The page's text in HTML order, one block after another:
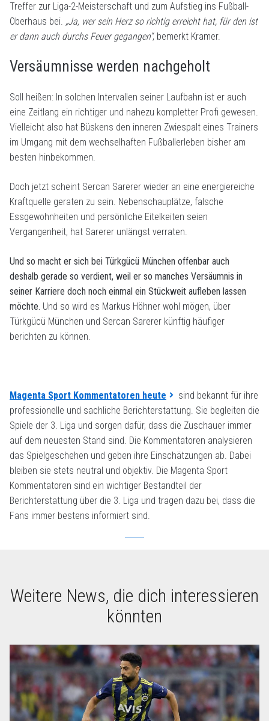
Treffer zur Liga-2-Meisterschaft und zum Aufstieg ins Fußball-
Oberhaus bei. „Ja, wer sein Herz so richtig erreicht hat, für den ist
er dann auch durchs Feuer gegangen“, bemerkt Kramer.
Versäumnisse werden nachgeholt
Soll heißen: In solchen Intervallen seiner Laufbahn ist er auch
eine Zeitlang ein richtiger und nahezu kompletter Profi gewesen.
Vielleicht also hat Büskens den inneren Zwiespalt eines Trainers
im Umgang mit dem wechselhaften Fußballerleben bisher am
besten hinbekommen.
Doch jetzt scheint Sercan Sarerer wieder an eine energiereiche
Kraftquelle geraten zu sein. Nebenschauplätze, falsche
Essgewohnheiten und persönliche Eitelkeiten seien
Vergangenheit, hat Sarerer unlängst verraten.
Und so macht er sich bei Türkgücü München offenbar auch
deshalb gerade so verdient, weil er so manches Versäumnis in
seiner Karriere doch noch einmal ein Stückweit aufleben lassen
möchte. Und so wird es Markus Höhner wohl mögen, über
Türkgücü München und Sercan Sarerer künftig häufiger
berichten zu können.
Magenta Sport Kommentatoren heute
sind bekannt für ihre
professionelle und sachliche Berichterstattung. Sie begleiten die
Spiele der 3. Liga und sorgen dafür, dass die Zuschauer immer
auf dem neuesten Stand sind. Die Kommentatoren analysieren
das Spielgeschehen und geben ihre Einschätzungen ab. Dabei
bleiben sie stets neutral und objektiv. Die Magenta Sport
Kommentatoren sind ein wichtiger Bestandteil der
Berichterstattung über die 3. Liga und tragen dazu bei, dass die
Fans immer bestens informiert sind.
Weitere News, die dich interessieren
könnten